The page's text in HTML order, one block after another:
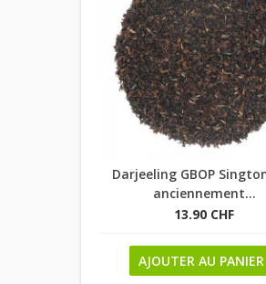
Darjeeling GBOP
anciennement...
13.90 CHF
AJOUTER AU PANIER